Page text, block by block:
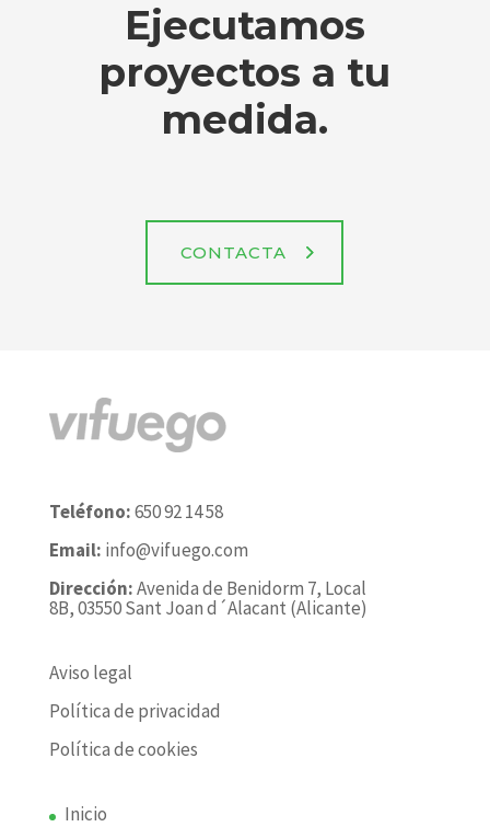
Ejecutamos
proyectos a tu
medida.
CONTACTA
Teléfono:650 92 14 58
Email: info@vifuego.com
Dirección:Avenida de Benidorm 7, Local
8B, 03550 Sant Joan d´Alacant (Alicante)
Aviso legal
Política de privacidad
Política de cookies
Inicio